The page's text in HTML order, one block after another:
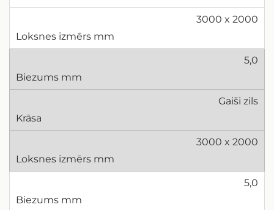
3000 x 2000
5,0
Gaiši zils
3000 x 2000
5,0